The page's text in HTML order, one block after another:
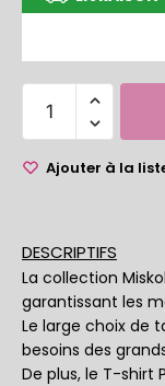
Ajouter à la
DESCRIPTIFS
La collection
garantissant les
Le large choix de
besoins des
De plus, le T-shirt